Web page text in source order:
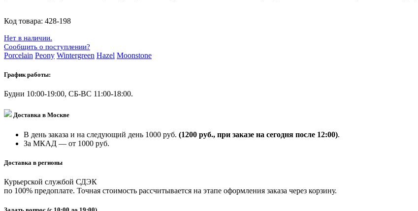
Код товара: 428-198
Нет в наличии.
Сообщить о поступлении?
Porcelain Peony Wintergreen Hazel Moonstone
График работы:
Будни 10:00-19:00, СБ-ВС 11:00-18:00.
Доставка в Москве
В день заказа и на следующий день 1000 руб. (1200 руб., при заказе на сегодня после 12:00).
За МКАД — от 1000 руб.
Доставка в регионы
Курьерской службой СДЭК
по 100% предоплате. Точная стоимость рассчитывается на этапе оформления заказа через корзину.